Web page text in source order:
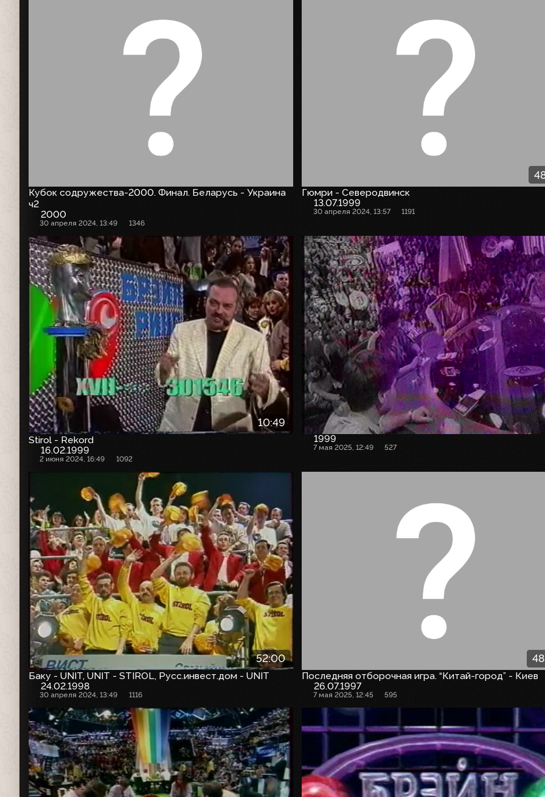
Кубок содружества-2000. Финал. Беларусь - Украина
ч2
2000
30 апреля 2024, 13:49 1346
Гюмри - Северодвинск
13.07.1999
30 апреля 2024, 13:57 1191
10:49
Stirol - Rekord
16.02.1999
2 июня 2024, 16:49 1092
1999
7 мая 2025, 12:49 527
52:00
Баку - UNIT, UNIT - STIROL, Русс.инвест.дом - UNIT
24.02.1998
30 апреля 2024, 13:49 1116
Последняя отборочная игра. “Китай-город” - Киев
26.07.1997
7 мая 2025, 12:45 595